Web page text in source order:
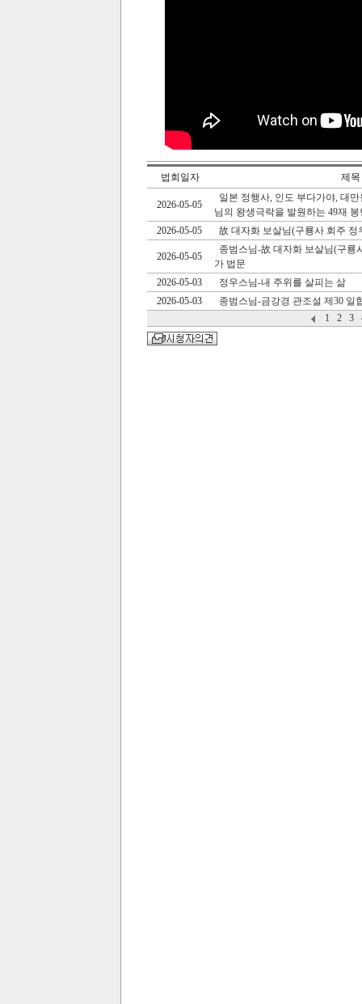
법회일자 제목
2026-05-05
일본 정행사, 인도 부다가야, 대
님의 왕생극락을 발원하는 49재 봉
2026-05-05
故 대자화 보살님(구룡사 회주 정
2026-05-05
종범스님-故 대자화 보살님(구룡
가 법문
2026-05-03
정우스님-내 주위를 살피는 삶
2026-05-03
종범스님-금강경 관조설 제30 일
1
2 3